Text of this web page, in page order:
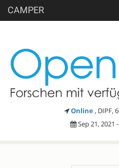
CAMPER
Online , DIPF,
Sep 21, 2021